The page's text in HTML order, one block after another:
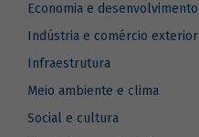
Economia e desenvolvimento
Indústria e comércio exterior
Infraestrutura
Meio ambiente e clima
Social e cultura